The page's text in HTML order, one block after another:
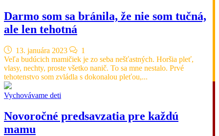
Darmo som sa bránila, že nie som tučná,
ale len tehotná
13. januára 2023
1
Veľa budúcich mamičiek je zo seba nešťastných. Horšia pleť,
vlasy, nechty, proste všetko nanič. To sa mne nestalo. Prvé
tehotenstvo som zvládla s dokonalou pleťou,...
Vychovávame deti
Novoročné predsavzatia pre každú
mamu